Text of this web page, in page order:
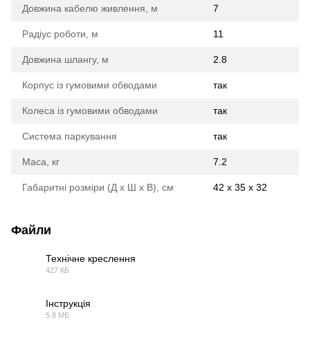
Довжина кабелю живлення, м 7
Радіус роботи, м 11
Довжина шлангу, м 2.8
Корпус із гумовими обводами так
Колеса із гумовими обводами так
Система паркування так
Маса, кг 7.2
Габаритні розміри (Д х Ш х В), см 42 x 35 x 32
Файли
Технічне креслення
427 КБ
Інструкція
5.8 МБ